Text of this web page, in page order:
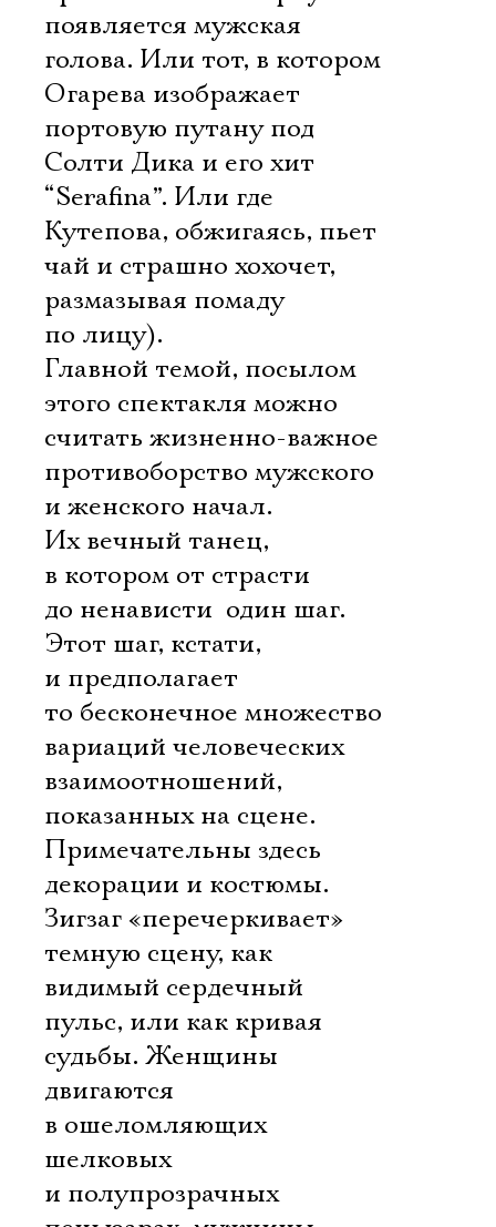
появляется мужская
голова. Или тот, в котором
Огарева изображает
портовую путану под
Солти Дика и его хит
“Serafina”. Или где
Кутепова, обжигаясь, пьет
чай и страшно хохочет,
размазывая помаду
по лицу).
Главной темой, посылом
этого спектакля можно
считать жизненно-важное
противоборство мужского
и женского начал.
Их вечный танец,
в котором от страсти
до ненависти  один шаг.
Этот шаг, кстати,
и предполагает
то бесконечное множество
вариаций человеческих
взаимоотношений,
показанных на сцене.
Примечательны здесь
декорации и костюмы.
Зигзаг «перечеркивает»
темную сцену, как
видимый сердечный
пульс, или как кривая
судьбы. Женщины
двигаются
в ошеломляющих
шелковых
и полупрозрачных